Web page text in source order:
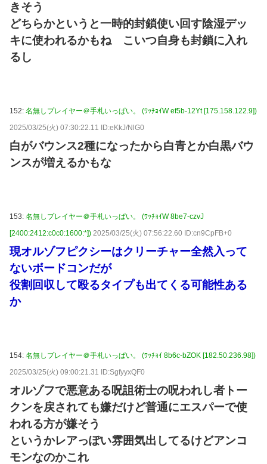
きそう
どちらかというと一時的封鎖使い回す陰湿デッ
キに使われるかもね こいつ自身も封鎖に入れ
るし
152: 名無しプレイヤー＠手札いっぱい。 (ﾜｯﾁｮｲW ef5b-12Yt [175.158.122.9])
2025/03/25(火) 07:30:22.11 ID:eKkJ/NlG0
白がバウンス2種になったから白青とか白黒バウ
ンスが増えるかもな
153: 名無しプレイヤー＠手札いっぱい。 (ﾜｯﾁｮｲW 8be7-czvJ
[2400:2412:c0c0:1600:*]) 2025/03/25(火) 07:56:22.60 ID:cn9CpFB+0
現オルゾフピクシーはクリーチャー全然入って
ないボードコンだが
役割回収して殴るタイプも出てくる可能性ある
か
154: 名無しプレイヤー＠手札いっぱい。 (ﾜｯﾁｮｲ 8b6c-bZOK [182.50.236.98])
2025/03/25(火) 09:00:21.31 ID:SgfyyxQF0
オルゾフで悪意ある呪詛術士の呪われし者トー
クンを戻されても嫌だけど普通にエスパーで使
われる方が嫌そう
というかレアっぽい雰囲気出してるけどアンコ
モンなのかこれ